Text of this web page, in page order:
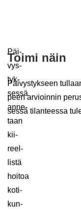
Päi­
vys­
tyk­
ses­sä
an­ne­
taan
kii­
reel­
lis­tä
hoi­toa
ko­ti­
kun­
Toimi näin
Päi­vys­tyk­seen
peen ar­vioin­nin
ses­sä ti­lan­tees­sa